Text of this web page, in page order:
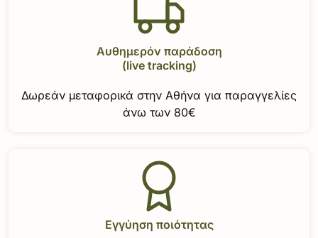
Αυθημερόν παράδοση
(live tracking)
Δωρεάν μεταφορικά στην Αθήνα για παραγγελίες
άνω των 80€
Εγγύηση ποιότητας